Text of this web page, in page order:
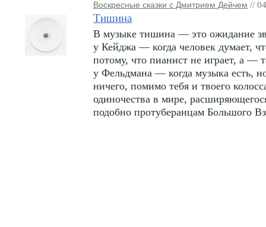
Воскресные сказки с Дмитрием Дейчем //
Тишина
В музыке тишина — это ожидание
у Кейджа — когда человек думает,
потому, что пианист не играет, а —
у Фельдмана — когда музыка есть,
ничего, помимо тебя и твоего
одиночества в мире,
подобно протуберанцам Большого